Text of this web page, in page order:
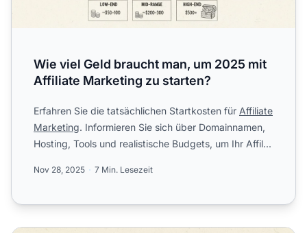
Wie viel Geld braucht man, um 2025 mit
Affiliate Marketing zu starten?
Erfahren Sie die tatsächlichen Startkosten für Affiliate
Marketing. Informieren Sie sich über Domainnamen,
Hosting, Tools und realistische Budgets, um Ihr Affil...
Nov 28, 2025 7 Min. Lesezeit